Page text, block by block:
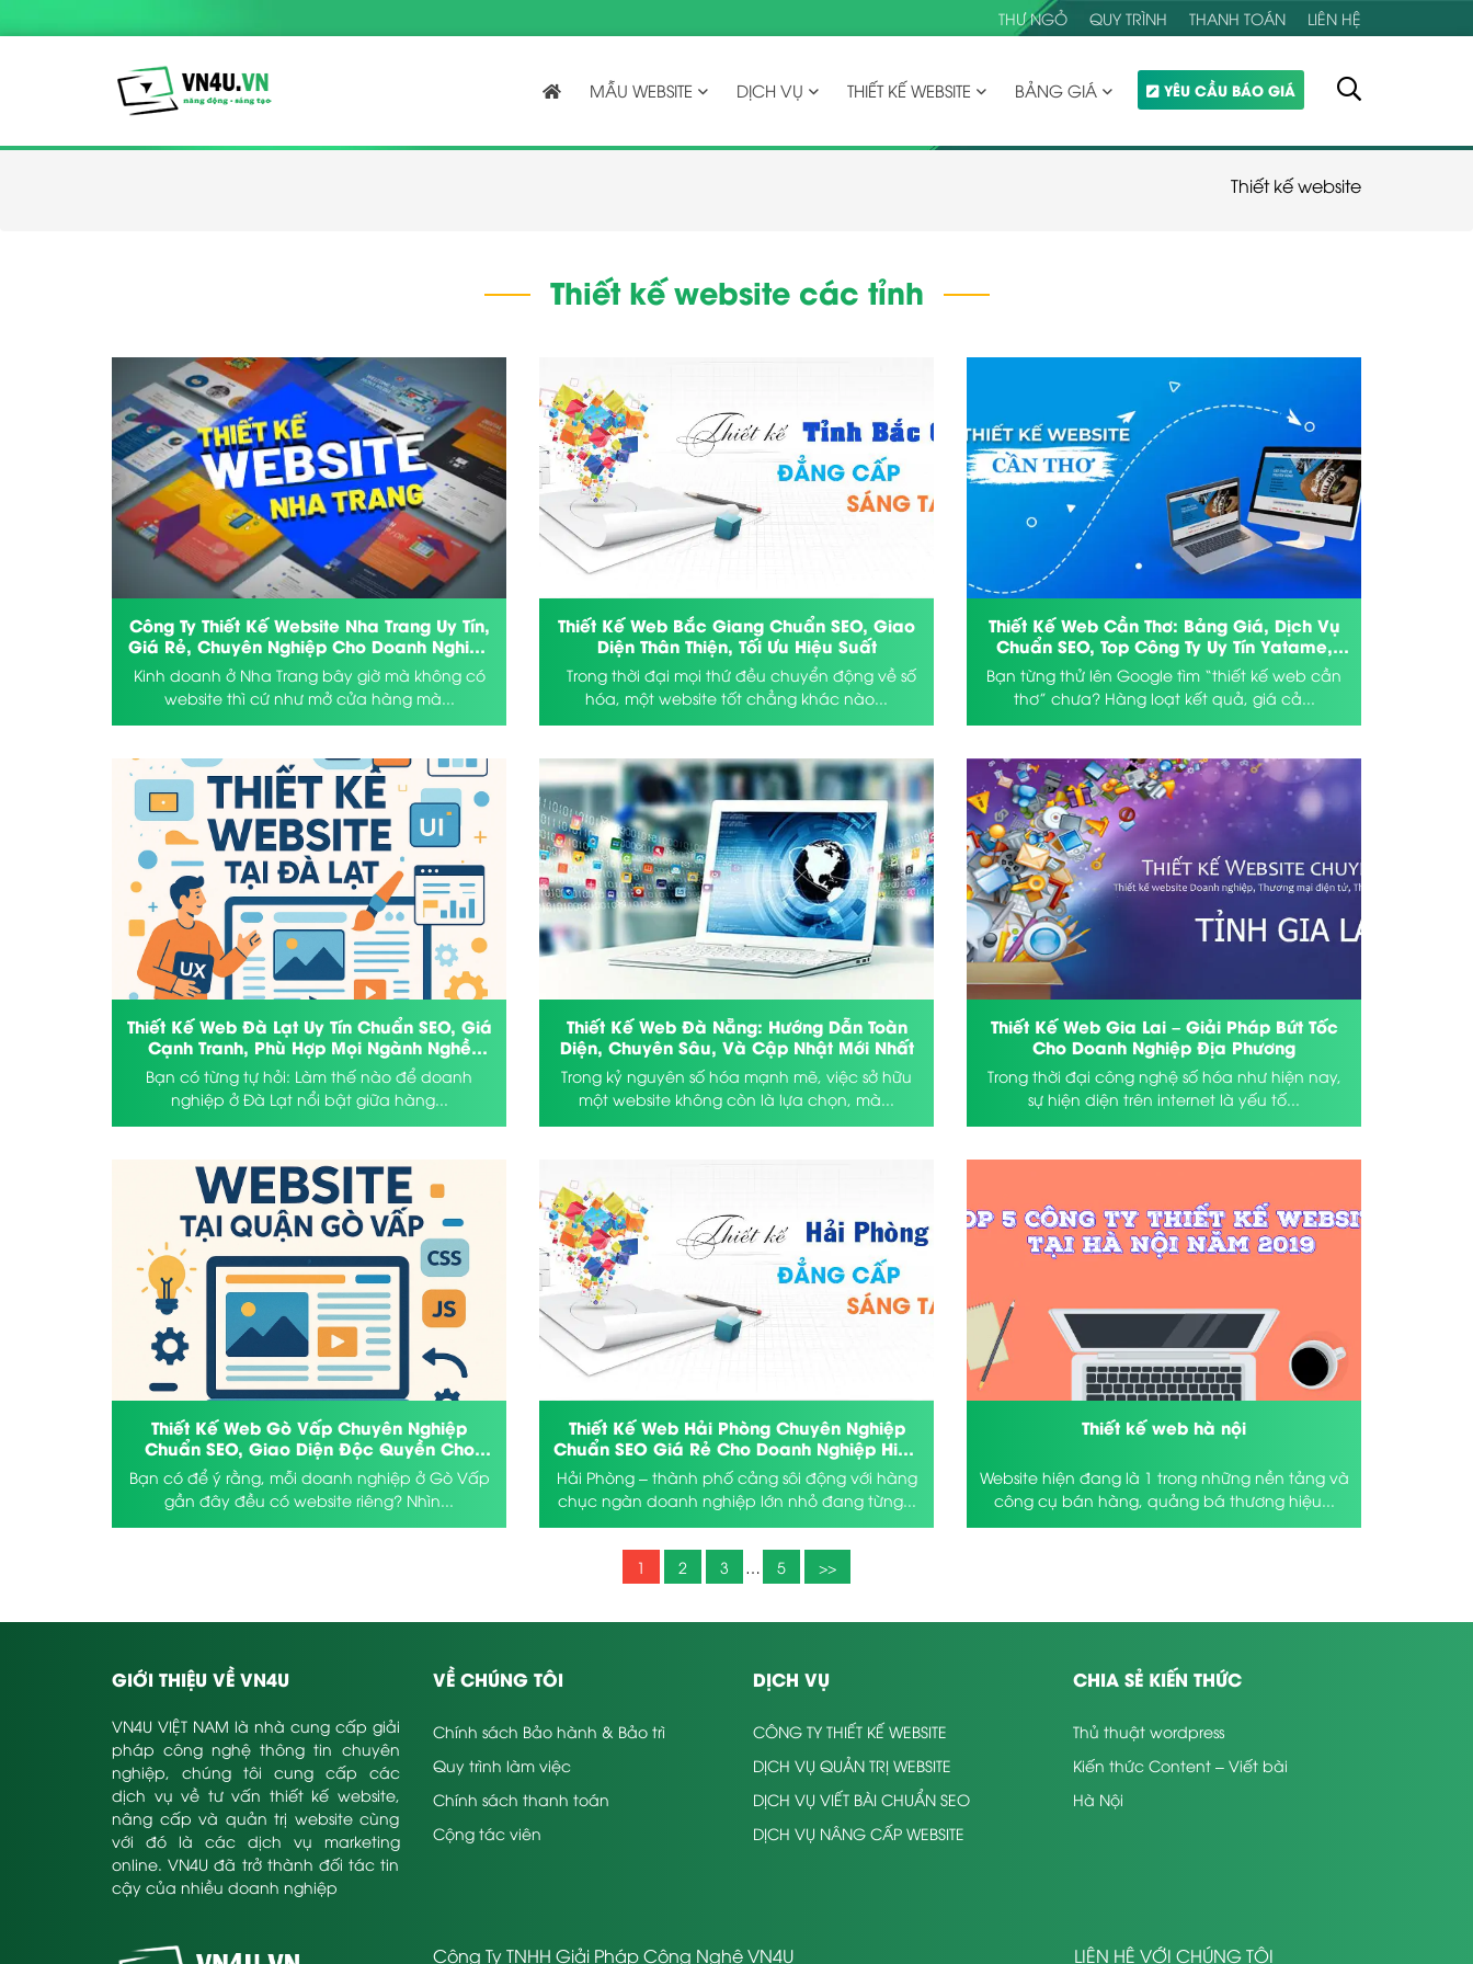
THƯ NGỎ QUY TRÌNH THANH TOÁN LIÊN HỆ
MẪU WEBSITE DỊCH VỤ THIẾT KẾ WEBSITE BẢNG GIÁ YÊU CẦU BÁO GIÁ
Thiết kế website
Thiết kế website các tỉnh
Công Ty Thiết Kế Website Nha Trang Uy Tín,
Giá Rẻ, Chuyên Nghiệp Cho Doanh Nghiệp
Và Cá Nhân Địa Phương
Kinh doanh ở Nha Trang bây giờ mà không có
website thì cứ như mở cửa hàng mà...
Thiết Kế Web Bắc Giang Chuẩn SEO, Giao
Diện Thân Thiện, Tối Ưu Hiệu Suất
Trong thời đại mọi thứ đều chuyển động về số
hóa, một website tốt chẳng khác nào...
Thiết Kế Web Cần Thơ: Bảng Giá, Dịch Vụ
Chuẩn SEO, Top Công Ty Uy Tín Yatame,
Vietcore, VN4U
Bạn từng thử lên Google tìm “thiết kế web cần
thơ” chưa? Hàng loạt kết quả, giá cả...
Thiết Kế Web Đà Lạt Uy Tín Chuẩn SEO, Giá
Cạnh Tranh, Phù Hợp Mọi Ngành Nghề
Doanh Nghiệp
Bạn có từng tự hỏi: Làm thế nào để doanh
nghiệp ở Đà Lạt nổi bật giữa hàng...
Thiết Kế Web Đà Nẵng: Hướng Dẫn Toàn
Diện, Chuyên Sâu, Và Cập Nhật Mới Nhất
Trong kỷ nguyên số hóa mạnh mẽ, việc sở hữu
một website không còn là lựa chọn, mà...
Thiết Kế Web Gia Lai – Giải Pháp Bứt Tốc
Cho Doanh Nghiệp Địa Phương
Trong thời đại công nghệ số hóa như hiện nay,
sự hiện diện trên internet là yếu tố...
Thiết Kế Web Gò Vấp Chuyên Nghiệp
Chuẩn SEO, Giao Diện Độc Quyền Cho
Doanh Nghiệp Bán Hàng Online
Bạn có để ý rằng, mỗi doanh nghiệp ở Gò Vấp
gần đây đều có website riêng? Nhìn...
Thiết Kế Web Hải Phòng Chuyên Nghiệp
Chuẩn SEO Giá Rẻ Cho Doanh Nghiệp Hiệu
Quả
Hải Phòng – thành phố cảng sôi động với hàng
chục ngàn doanh nghiệp lớn nhỏ đang từng...
Thiết kế web hà nội
Website hiện đang là 1 trong những nền tảng và
công cụ bán hàng, quảng bá thương hiệu...
1 2 3 … 5 >>
GIỚI THIỆU VỀ VN4U
VN4U VIỆT NAM là nhà cung cấp giải
pháp công nghệ thông tin chuyên
nghiệp, chúng tôi cung cấp các
dịch vụ về tư vấn thiết kế website,
nâng cấp và quản trị website cùng
với đó là các dịch vụ marketing
online. VN4U đã trở thành đối tác tin
cậy của nhiều doanh nghiệp
VỀ CHÚNG TÔI
Chính sách Bảo hành & Bảo trì
Quy trình làm việc
Chính sách thanh toán
Cộng tác viên
DỊCH VỤ
CÔNG TY THIẾT KẾ WEBSITE
DỊCH VỤ QUẢN TRỊ WEBSITE
DỊCH VỤ VIẾT BÀI CHUẨN SEO
DỊCH VỤ NÂNG CẤP WEBSITE
CHIA SẺ KIẾN THỨC
Thủ thuật wordpress
Kiến thức Content – Viết bài
Hà Nội
Công Ty TNHH Giải Pháp Công Nghệ VN4U LIÊN HỆ VỚI CHÚNG TÔI